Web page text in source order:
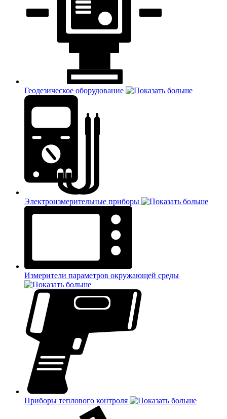
Геодезическое оборудование
Электроизмерительные приборы
Измерители параметров окружающей среды
Приборы теплового контроля